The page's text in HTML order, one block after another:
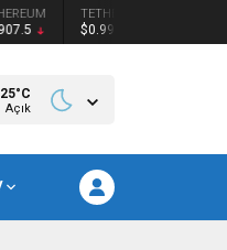
TETHER
$0.999525
25°C
Açık